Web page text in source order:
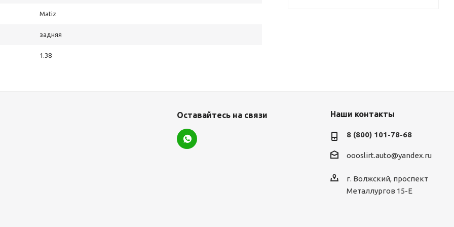
Matiz
задняя
1.38
Оставайтесь на связи Наши контакты
8 (800) 101-78-68
oooslirt.auto@yandex.ru
г. Волжский, проспект
Металлургов 15-Е